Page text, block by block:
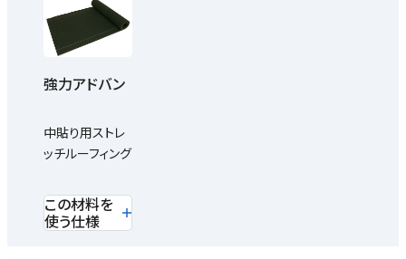
強力アドバン
中貼り用ストレ
ッチルーフィング
この材料を
使う仕様